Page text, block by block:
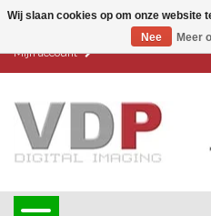
Mijn account
Wij slaan cookies op om onze website
Nee
Meer